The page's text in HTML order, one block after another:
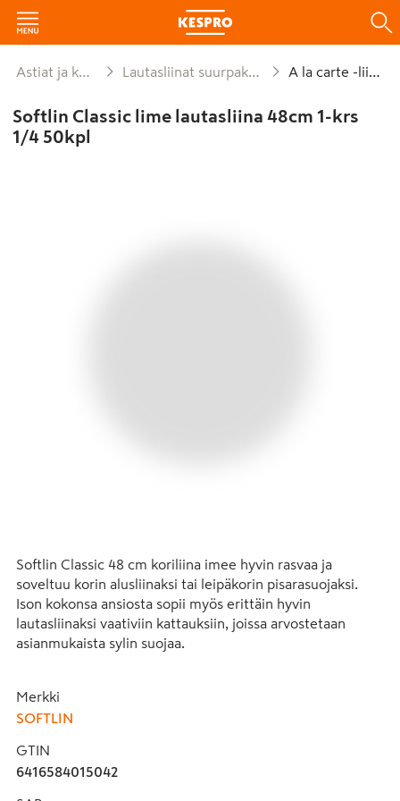
Astiat ja kattaus Lautasliinat suurpakkaukset A la carte -liinat
Softlin Classic lime lautasliina 48cm 1-krs
1/4 50kpl
Softlin Classic 48 cm koriliina imee hyvin rasvaa ja
soveltuu korin alusliinaksi tai leipäkorin pisarasuojaksi.
Ison kokonsa ansiosta sopii myös erittäin hyvin
lautasliinaksi vaativiin kattauksiin, joissa arvostetaan
asianmukaista sylin suojaa.
ja vaivatonta. Tarjottavien päällä koriliina toimii myös
asianmukaisena pisarasuojana. Monikäyttöinen koriliina
tarjoiltavien leivonnaisten alle kuin buffet-kattauksiin.
Merkki
SOFTLIN
GTIN
6416584015042